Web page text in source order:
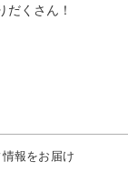
だくさん！
報をお届け